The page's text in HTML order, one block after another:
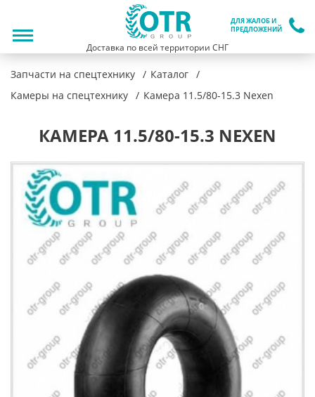
ДЛЯ ЖАЛОБ И
ПРЕДЛОЖЕНИЙ
Доставка по всей территории СНГ
Запчасти на спецтехнику
Каталог
Камеры на спецтехнику
Камера 11.5/80-15.3 Nexen
КАМЕРА 11.5/80-15.3 NEXEN